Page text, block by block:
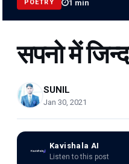
POETRY 1 min
सपनो में
SUNIL
Jan 30, 2021
Kavishala AI
Listen to this post